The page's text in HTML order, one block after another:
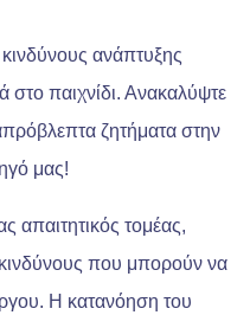
ανάπτυξης
στο παιχνίδι. Ανακαλύψτε
ζητήματα στην
μας!
απαιτητικός τομέας,
που μπορούν να
Η κατανόηση του